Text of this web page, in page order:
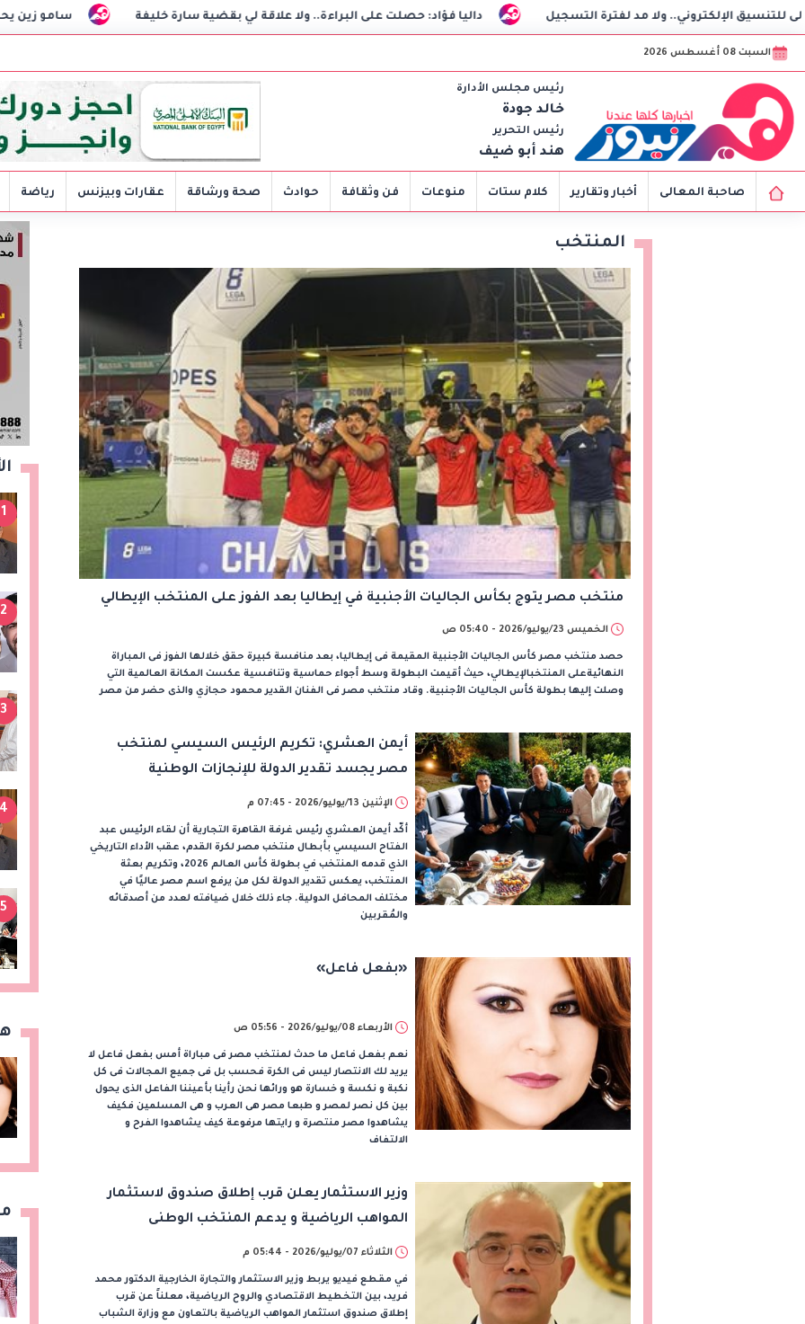
سامو زين يحسم الجدل: شريكة داليا فؤاد: حصلت على البراءة.. ولا علاقة لي بقضية سارة خليفة مد لفترة التسجيل
السبت 08 أغسطس 2026
رئيس مجلس الأدارة
خالد جودة
رئيس التحرير
هند أبو ضيف
صاحبة المعالى أخبار وتقارير كلام ستات منوعات فن وثقافة حوادث صحة ورشاقة عقارات وبيزنس رياضة
المنتخب
منتخب مصر يتوج بكأس الجاليات الأجنبية في إيطاليا بعد الفوز على المنتخب الإيطالي
الخميس 23/يوليو/2026 - 05:40 ص
حصد منتخب مصر كأس الجاليات الأجنبية المقيمة فى إيطاليا، بعد منافسة كبيرة حقق خلالها الفوز فى المباراة
النهائيةعلى المنتخبالإيطالي، حيث أقيمت البطولة وسط أجواء حماسية وتنافسية عكست المكانة العالمية التي
وصلت إليها بطولة كأس الجاليات الأجنبية. وقاد منتخب مصر فى الفنان القدير محمود حجازي والذى حضر من مصر
أيمن العشري: تكريم الرئيس السيسي لمنتخب
مصر يجسد تقدير الدولة للإنجازات الوطنية
الإثنين 13/يوليو/2026 - 07:45 م
أكّد أيمن العشري رئيس غرفة القاهرة التجارية أن لقاء الرئيس عبد
الفتاح السيسي بأبطال منتخب مصر لكرة القدم، عقب الأداء التاريخي
الذي قدمه المنتخب في بطولة كأس العالم 2026، وتكريم بعثة
المنتخب، يعكس تقدير الدولة لكل من يرفع اسم مصر عاليًا في
مختلف المحافل الدولية. جاء ذلك خلال ضيافته لعدد من أصدقائه
والمُقربين
«بفعل فاعل»
الأربعاء 08/يوليو/2026 - 05:56 ص
نعم بفعل فاعل ما حدث لمنتخب مصر فى مباراة أمس بفعل فاعل لا
يريد لك الانتصار ليس فى الكرة فحسب بل فى جميع المجالات فى كل
نكبة و نكسة و خسارة هو ورائها نحن رأينا بأعيننا الفاعل الذى يحول
بين كل نصر لمصر و طبعا مصر هى العرب و هى المسلمين فكيف
يشاهدوا مصر منتصرة و رايتها مرفوعة كيف يشاهدوا الفرح و
الالتفاف
وزير الاستثمار يعلن قرب إطلاق صندوق لاستثمار
المواهب الرياضية و يدعم المنتخب الوطنى
الثلاثاء 07/يوليو/2026 - 05:44 م
​في مقطع فيديو يربط وزير الاستثمار والتجارة الخارجية الدكتور محمد
فريد، بين التخطيط الاقتصادي والروح الرياضية، معلناً عن قرب
إطلاق صندوق استثمار المواهب الرياضية بالتعاون مع وزارة الشباب
1
2
3
4
5